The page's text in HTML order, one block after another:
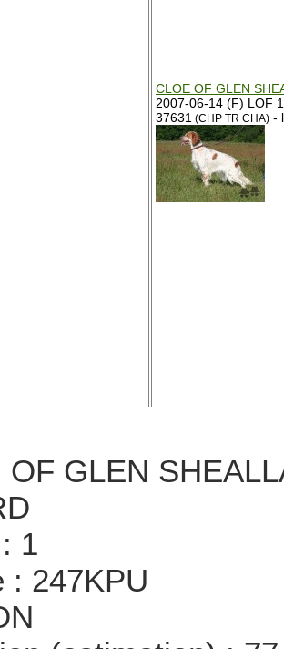
CLOE OF GLEN
2007-06-14 (F) LOF
37631 (CHP TR CHA) -
OF GLEN
1
: 247KPU